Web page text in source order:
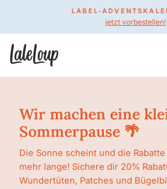
Inhalt
Pause
LABEL-
jetzt vorbestellen!
Wir machen eine
Sommerpause 🌴
Die Sonne scheint und die
mehr lange! Sichere dir 20%
Wundertüten, Patches und